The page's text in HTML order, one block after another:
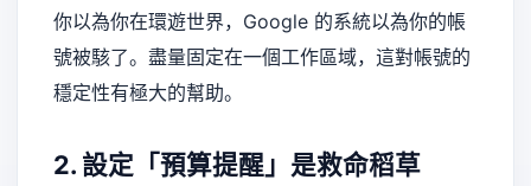
你以為你在環遊世界，Google 的系統以為你的帳
號被駭了。盡量固定在一個工作區域，這對帳號的
穩定性有極大的幫助。
2. 設定「預算提醒」是救命稻草